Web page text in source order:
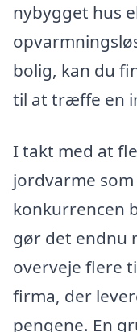
nybygget hus
bolig, kan du
til at træffe en
I takt med at
jordvarme
konkurrencen
gør det endnu
overveje flere
firma, der
pengene. En